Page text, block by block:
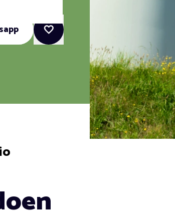
Favoriete vacatures